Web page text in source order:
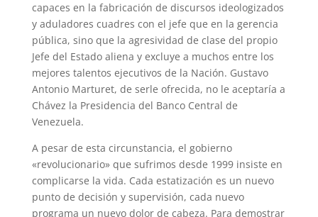
capaces en la fabricación de discursos ideologizados
y aduladores cuadres con el jefe que en la gerencia
pública, sino que la agresividad de clase del propio
Jefe del Estado aliena y excluye a muchos entre los
mejores talentos ejecutivos de la Nación. Gustavo
Antonio Marturet, de serle ofrecida, no le aceptaría a
Chávez la Presidencia del Banco Central de
Venezuela.
A pesar de esta circunstancia, el gobierno
«revolucionario» que sufrimos desde 1999 insiste en
complicarse la vida. Cada estatización es un nuevo
punto de decisión y supervisión, cada nuevo
programa un nuevo dolor de cabeza. Para demostrar